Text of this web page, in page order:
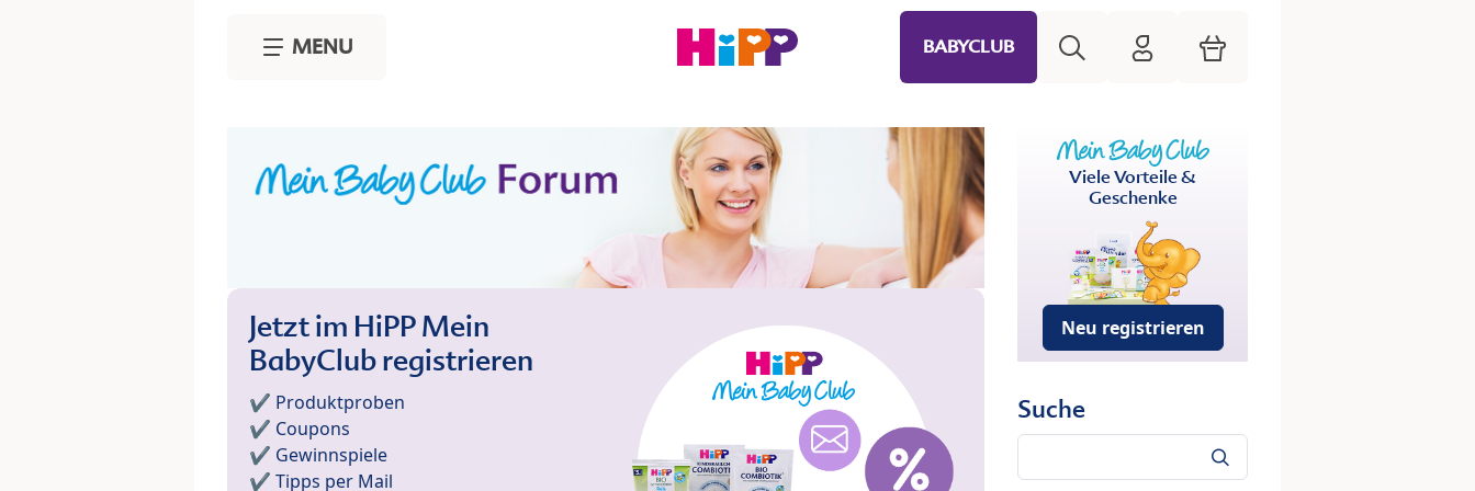
MENU BABYCLUB HiPP Mein Babyclub
Warenkorb
Jetzt im HiPP Mein
BabyClub registrieren
✔️ Produktproben
✔️ Coupons
✔️ Gewinnspiele
✔️ Tipps per Mail
Viele Vorteile &
Geschenke
Neu registrieren
Suche